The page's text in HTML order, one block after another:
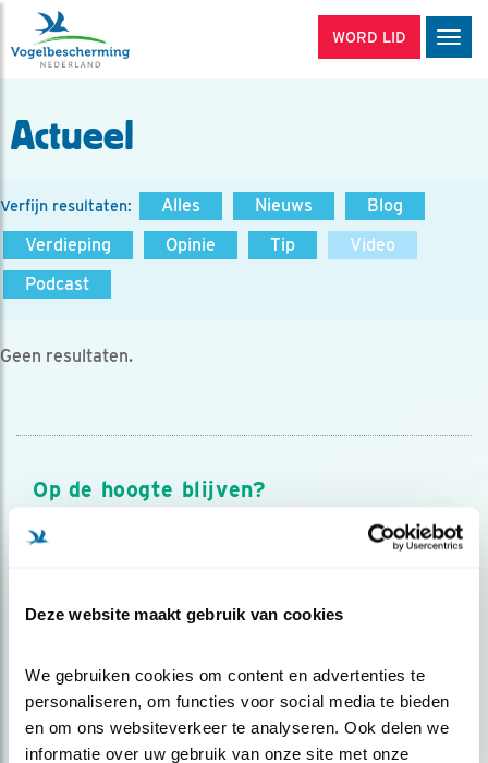
Deze website maakt gebruik van cookies
We gebruiken cookies om content en advertenties te
personaliseren, om functies voor social media te bieden
en om ons websiteverkeer te analyseren. Ook delen we
informatie over uw gebruik van onze site met onze
WORD LID
Actueel
Verfijn resultaten: Alles Nieuws
Blog
Verdieping
Opinie Tip
Video
Podcast
Geen resultaten.
Op de hoogte blijven?
Meld je aan en ontvang nieuws, inspiratie, acties en tips
over vogels en activiteiten van Vogelbescherming.